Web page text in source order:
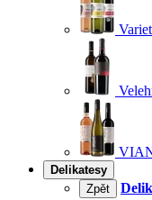
Delikatesy
Zpět